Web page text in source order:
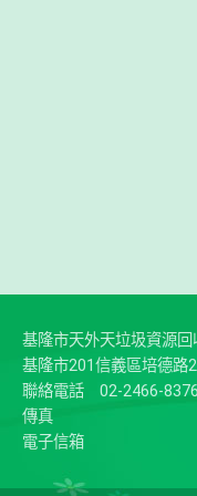
基隆市天外天垃圾資源
基隆市201信義區培德路
聯絡電話
02-2466-8376
傳真
電子信箱